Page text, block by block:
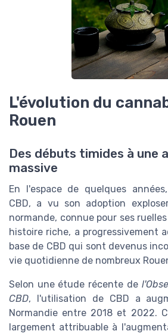
L'évolution du
Rouen
Des débuts timides à une
massive
En l'espace de quelques
CBD, a vu son adoption
normande, connue pour ses
histoire riche, a progressivement
base de CBD qui sont devenus
vie quotidienne de nombreux
Selon une étude récente de
CBD, l'utilisation de CBD a
Normandie entre 2018 et 2022.
largement attribuable à